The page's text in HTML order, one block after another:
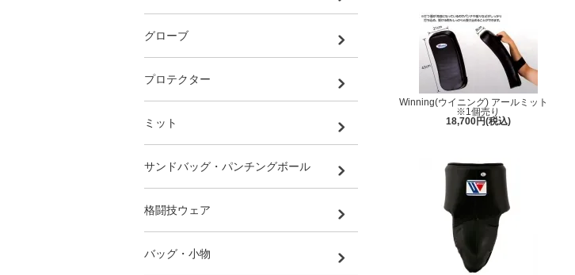
Winning(ウイニング) アールミット
※1個売り
18,700円(税込)
グローブ
プロテクター
ミット
サンドバッグ・パンチングボール
格闘技ウェア
バッグ・小物